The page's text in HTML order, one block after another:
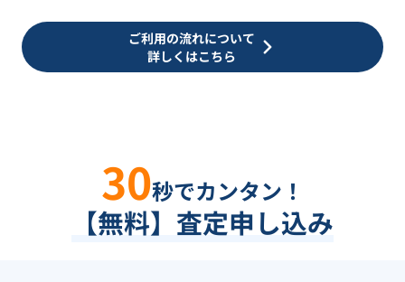
ご利用の流れについて
詳しくはこちら
30秒でカンタン！
【無料】査定申し込み